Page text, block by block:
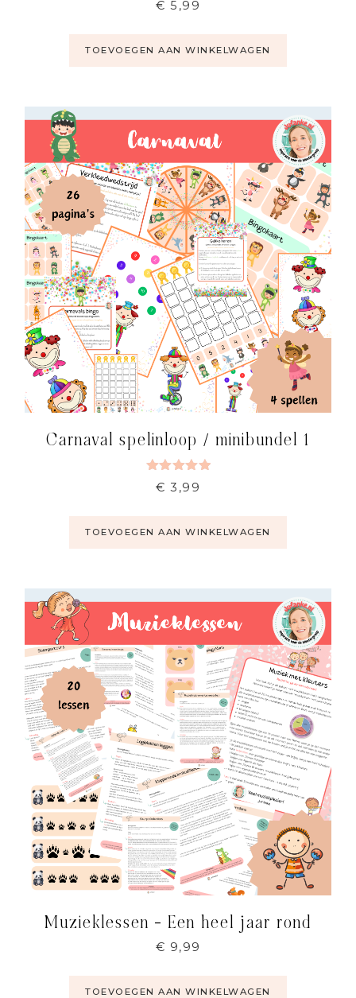
€ 5,99
TOEVOEGEN AAN WINKELWAGEN
Carnaval spelinloop / minibundel 1
Gewaardeerd
5.00
€ 3,99
TOEVOEGEN AAN WINKELWAGEN
Muzieklessen – Een heel jaar rond
€ 9,99
TOEVOEGEN AAN WINKELWAGEN